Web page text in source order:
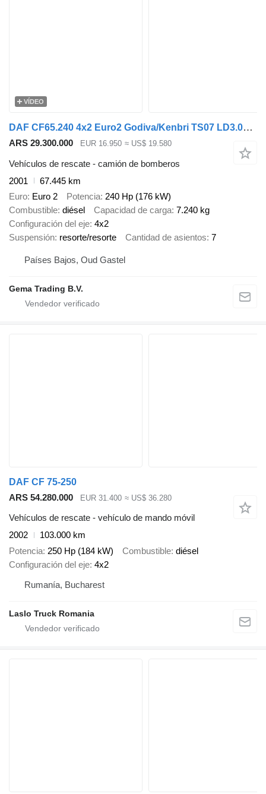
VÍDEO
DAF CF65.240 4x2 Euro2 Godiva/Kenbri TS07 LD3.000 HD250 T1.500Liters
ARS 29.300.000 EUR 16.950 ≈ US$ 19.580
Vehículos de rescate - camión de bomberos
2001
67.445 km
Euro Euro 2 Potencia 240 Hp (176 kW)
Combustible diésel Capacidad de carga 7.240 kg
Configuración del eje 4x2
Suspensión resorte/resorte Cantidad de asientos 7
Países Bajos, Oud Gastel
Gema Trading B.V.
DAF CF 75-250
ARS 54.280.000
EUR 31.400 ≈ US$ 36.280
Vehículos de rescate - vehículo de mando móvil
2002
103.000 km
Potencia 250 Hp (184 kW) Combustible diésel
Configuración del eje 4x2
Rumanía, Bucharest
Laslo Truck Romania